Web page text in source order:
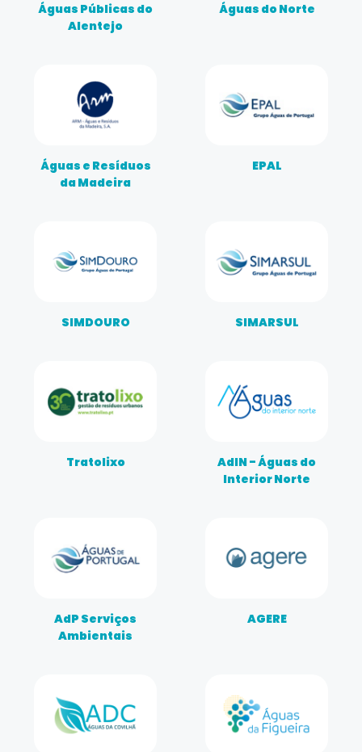
Águas Públicas do
Alentejo
Águas do Norte
Águas e Resíduos
da Madeira
EPAL
SIMDOURO SIMARSUL
Tratolixo
AdIN - Águas do
Interior Norte
AdP Serviços
Ambientais
AGERE